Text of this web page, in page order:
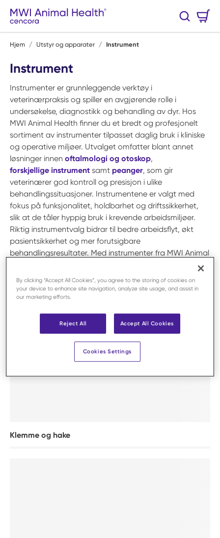
Hopp til hovedinnhold
Søk
Hjem / Utstyr og apparater / Instrument
Instrument
Instrumenter er grunnleggende verktøy i
veterinærpraksis og spiller en avgjørende rolle i
undersøkelse, diagnostikk og behandling av dyr. Hos
MWI Animal Health finner du et bredt og profesjonelt
sortiment av instrumenter tilpasset daglig bruk i kliniske
og operative miljøer. Utvalget omfatter blant annet
løsninger innen oftalmologi og otoskop,
forskjellige instrument samt peanger, som gir
veterinærer god kontroll og presisjon i ulike
behandlingssituasjoner. Instrumentene er valgt med
fokus på funksjonalitet, holdbarhet og driftssikkerhet,
slik at de tåler hyppig bruk i krevende arbeidsmiljøer.
Riktig instrumentvalg bidrar til bedre arbeidsflyt, økt
pasientsikkerhet og mer forutsigbare
behandlingsresultater. Med instrumenter fra MWI Animal
støtter profesjonelt arbeid og høy kvalitet i
pasientbehandlingen hver dag.
Klemme og hake
By clicking “Accept All Cookies”, you agree to the storing of cookies on
your device to enhance site navigation, analyze site usage, and assist in
our marketing efforts.
Reject All Accept All Cookies
Cookies Settings